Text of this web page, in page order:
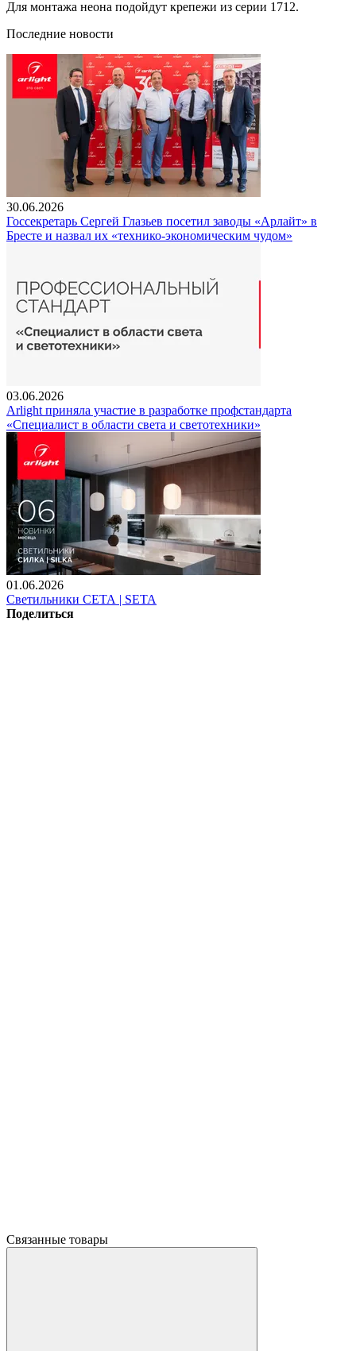
Для монтажа неона подойдут крепежи из серии 1712.
Последние новости
30.06.2026
Госсекретарь Сергей Глазьев посетил заводы «Арлайт» в
Бресте и назвал их «технико-экономическим чудом»
03.06.2026
Arlight приняла участие в разработке профстандарта
«Специалист в области света и светотехники»
01.06.2026
Светильники СЕТА | SETA
Поделиться
Связанные товары